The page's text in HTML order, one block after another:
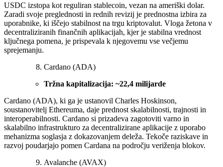
USDC izstopa kot reguliran stablecoin, vezan na ameriški dolar.
Zaradi svoje preglednosti in rednih revizij je prednostna izbira za
uporabnike, ki iščejo stabilnost na trgu kriptovalut. Vloga žetona v
decentraliziranih finančnih aplikacijah, kjer je stabilna vrednost
ključnega pomena, je prispevala k njegovemu vse večjemu
sprejemanju.
Cardano (ADA)
Tržna kapitalizacija: ~22,4 milijarde
Cardano (ADA), ki ga je ustanovil Charles Hoskinson,
soustanovitelj Ethereuma, daje prednost skalabilnosti, trajnosti in
interoperabilnosti. Cardano si prizadeva zagotoviti varno in
skalabilno infrastrukturo za decentralizirane aplikacije z uporabo
mehanizma soglasja z dokazovanjem deleža. Tekoče raziskave in
razvoj poudarjajo pomen Cardana na področju veriženja blokov.
Avalanche (AVAX)